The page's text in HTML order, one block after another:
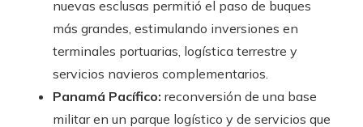
nuevas esclusas permitió el paso de buques
más grandes, estimulando inversiones en
terminales portuarias, logística terrestre y
servicios navieros complementarios.
Panamá Pacífico: reconversión de una base
militar en un parque logístico y de servicios que